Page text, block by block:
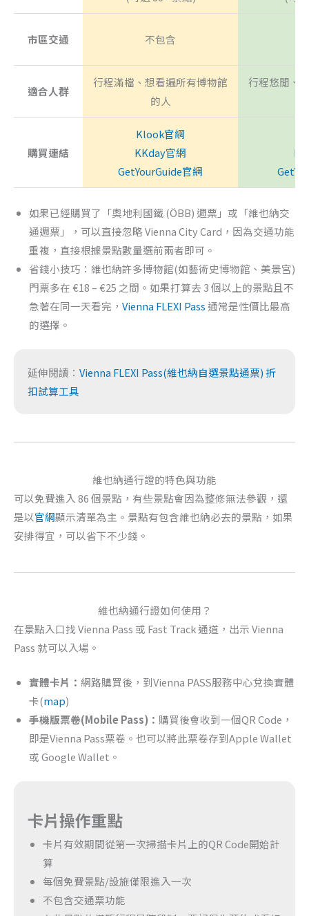
市區交通 不包含
適合人群
行程滿檔、想看遍所有博物館
的人
行程悠閒、
購買連結
Klook官網
KKday官網
GetYourGuide官網
如果已經購買了「奧地利國鐵 (ÖBB) 週票」或「維也納交
通週票」，可以直接忽略 Vienna City Card，因為交通功能
重複，直接根據景點數量選前兩者即可。
省錢小技巧：維也納許多博物館(如藝術史博物館、美景宮)
門票多在 €18 – €25 之間。如果打算去 3 個以上的景點且不
急著在同一天看完， Vienna FLEXI Pass通常是性價比最高
的選擇。
延伸閱讀： Vienna FLEXI Pass(維也納自選景點通票) 折
扣試算工具
維也納通行證的特色與功能
可以免費進入 86 個景點，有些景點會因為整修無法參觀，還
是以官網顯示清單為主。景點有包含維也納必去的景點，如果
安排得宜，可以省下不少錢。
維也納通行證如何使用？
在景點入口找 Vienna Pass 或 Fast Track 通道，出示 Vienna
Pass 就可以入場。
實體卡片： 網路購買後，到Vienna PASS服務中心兌換實體
卡(map)
手機版票卷(Mobile Pass)： 購買後會收到一個QR Code，
即是Vienna Pass票卷。也可以將此票卷存到Apple Wallet
或 Google Wallet。
卡片操作重點
卡片有效期間從第一次掃描卡片上的QR Code開始計
算
每個免費景點/設施僅限進入一次
不包含交通票功能